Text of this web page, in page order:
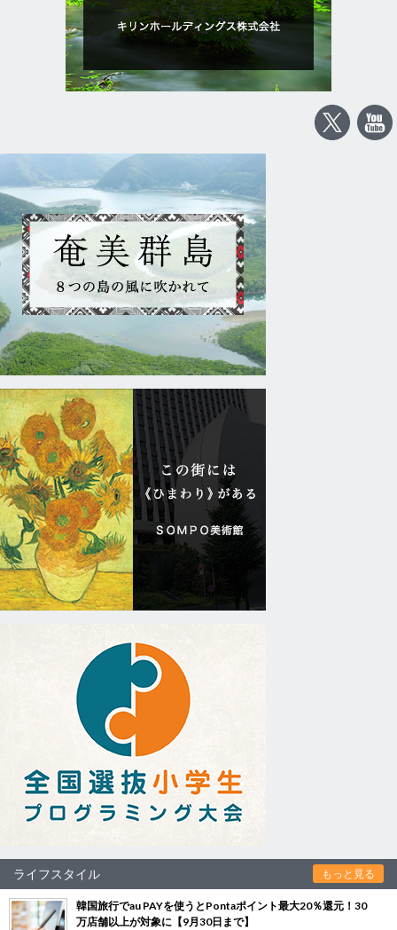
ライフスタイル もっと見る
韓国旅行でau PAYを使うとPontaポイント最大20％還元！30
万店舗以上が対象に【9月30日まで】